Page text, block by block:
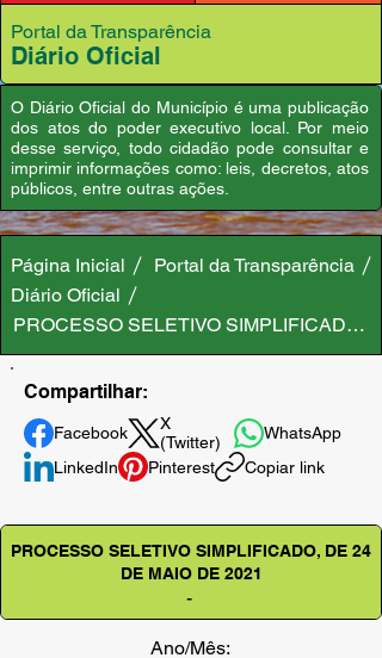
Portal da Transparência
Diário Oficial
O Diário Oficial do Município é uma publicação
dos atos do poder executivo local. Por meio
desse serviço, todo cidadão pode consultar e
imprimir informações como: leis, decretos, atos
públicos, entre outras ações.
Página Inicial
Portal da Transparência
Diário Oficial
PROCESSO SELETIVO SIMPLIFICADO,
Compartilhar:
Facebook
X
(Twitter)
WhatsApp
LinkedIn
Pinterest Copiar link
PROCESSO SELETIVO SIMPLIFICADO, DE 24
DE MAIO DE 2021
-
Ano/Mês: